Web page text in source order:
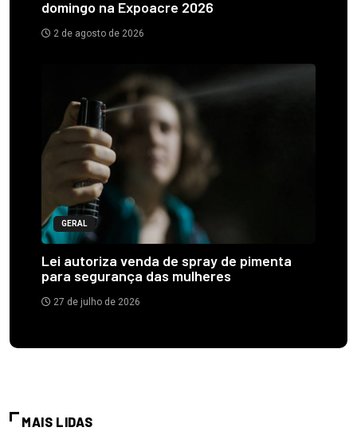
domingo na Expoacre 2026
2 de agosto de 2026
GERAL
Lei autoriza venda de spray de pimenta
para segurança das mulheres
27 de julho de 2026
MAIS LIDAS